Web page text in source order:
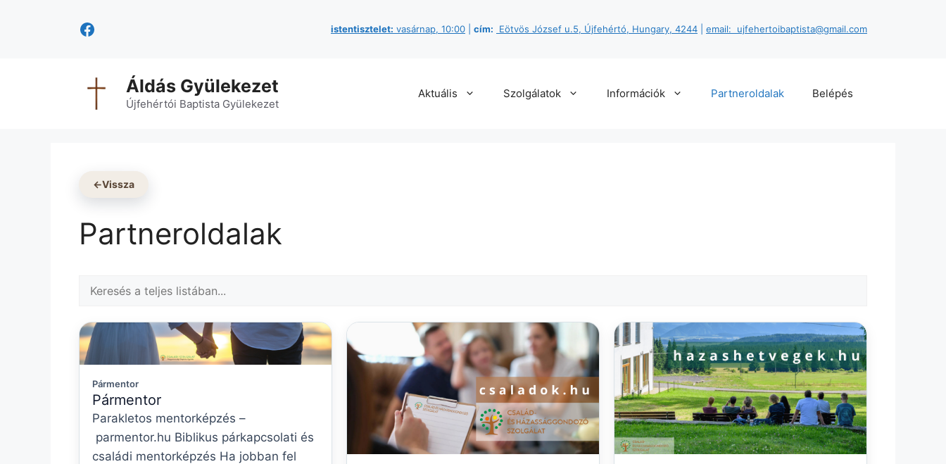
istentisztelet: vasárnap, 10:00 cím: Eötvös József u.5, Újfehértó, Hungary, 4244 email: ujfehertoibaptista@gmail.com
Facebook
Áldás Gyülekezet
Újfehértói Baptista Gyülekezet
Aktuális Szolgálatok Információk Partneroldalak Belépés
←Vissza
Partneroldalak
Pármentor
Pármentor
Parakletos mentorképzés –
parmentor.hu Biblikus párkapcsolati és
családi mentorképzés Ha jobban fel